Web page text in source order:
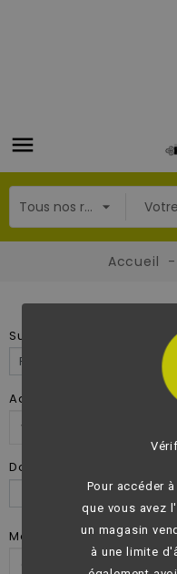
Pour accéder
que vous avez
un magasin
à une limite
Accueil
Sujet
Adresse e-mail
Document joint
Choisir le fichier
Message